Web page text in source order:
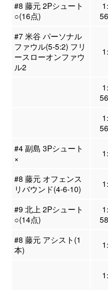
#8 藤元 2Pシュート
○(16点)
#7 米谷 パーソナル
ファウル(5-5:2) フリ
ースローオンファウ
ル2
#4 副島 3Pシュート
×
#8 藤元 オフェンス
リバウンド(4-6-10)
#9 北上 2Pシュート
○(14点)
#8 藤元 アシスト(1
本)